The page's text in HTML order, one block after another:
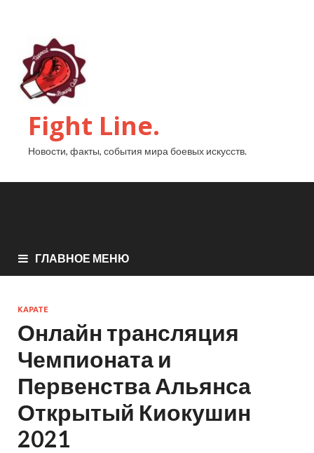
Fight Line.
Новости, факты, события мира боевых искусств.
ГЛАВНОЕ МЕНЮ
КАРАТЕ
Онлайн трансляция
Чемпионата и
Первенства Альянса
Открытый Киокушин
2021